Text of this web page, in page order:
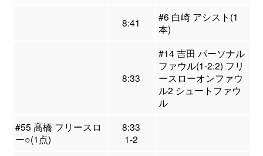
8:41
#6 白崎 アシスト(1
本)
8:33
#14 吉田 パーソナル
ファウル(1-2:2) フリ
ースローオンファウ
ル2 シュートファウ
ル
#55 髙橋 フリースロ
ー○(1点)
8:33
1-2